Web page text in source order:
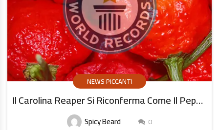
NEWS PICCANTI
Il Carolina Reaper Si Riconferma Come Il Peperoncino Più Piccante Al Mondo
Spicy Beard
0